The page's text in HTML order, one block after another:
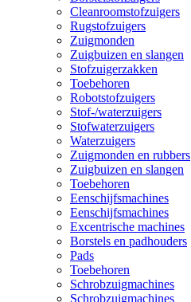
Cleanroomstofzuigers
Rugstofzuigers
Zuigmonden
Zuigbuizen en slangen
Stofzuigerzakken
Toebehoren
Robotstofzuigers
Stof-/waterzuigers
Stofwaterzuigers
Waterzuigers
Zuigmonden en rubbers
Zuigbuizen en slangen
Toebehoren
Eenschijfsmachines
Eenschijfsmachines
Excentrische machines
Borstels en padhouders
Pads
Toebehoren
Schrobzuigmachines
Schrobzuigmachines